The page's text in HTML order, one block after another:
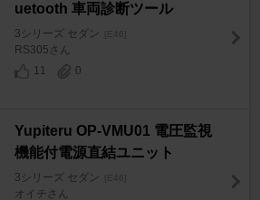
uetooth 車両診断ツール
3シリーズ セダン [E46]
RS305さん
11
0
Yupiteru OP-VMU01 電圧監視
機能付電源直結ユニット
3シリーズ セダン [E46]
オイチさん